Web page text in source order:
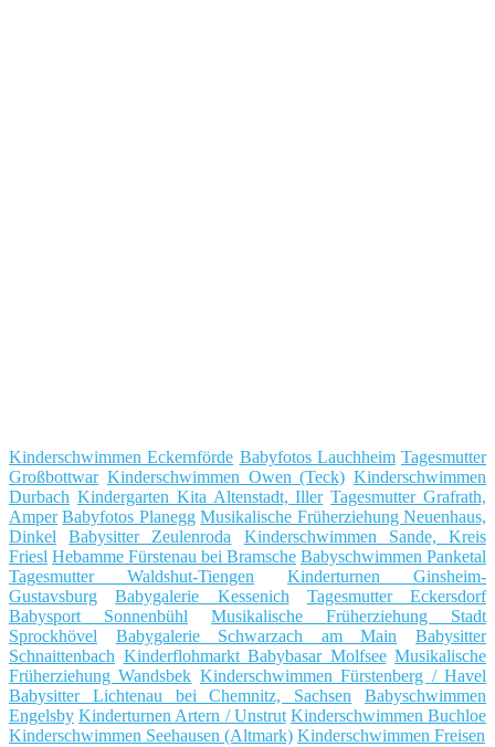
Kinderschwimmen Eckernförde Babyfotos Lauchheim Tagesmutter
Großbottwar Kinderschwimmen Owen (Teck) Kinderschwimmen
Durbach Kindergarten Kita Altenstadt, Iller Tagesmutter Grafrath,
Amper Babyfotos Planegg Musikalische Früherziehung Neuenhaus,
Dinkel
Babysitter Zeulenroda
Kinderschwimmen Sande, Kreis
Friesl Hebamme Fürstenau bei Bramsche Babyschwimmen Panketal
Tagesmutter Waldshut-Tiengen
Kinderturnen Ginsheim-
Gustavsburg
Babygalerie Kessenich
Tagesmutter Eckersdorf
Babysport Sonnenbühl
Musikalische Früherziehung Stadt
Sprockhövel
Babygalerie Schwarzach am Main
Babysitter
Schnaittenbach Kinderflohmarkt Babybasar Molfsee Musikalische
Früherziehung Wandsbek Kinderschwimmen Fürstenberg / Havel
Babysitter Lichtenau bei Chemnitz, Sachsen
Babyschwimmen
Engelsby Kinderturnen Artern / Unstrut Kinderschwimmen Buchloe
Kinderschwimmen Seehausen (Altmark) Kinderschwimmen Freisen